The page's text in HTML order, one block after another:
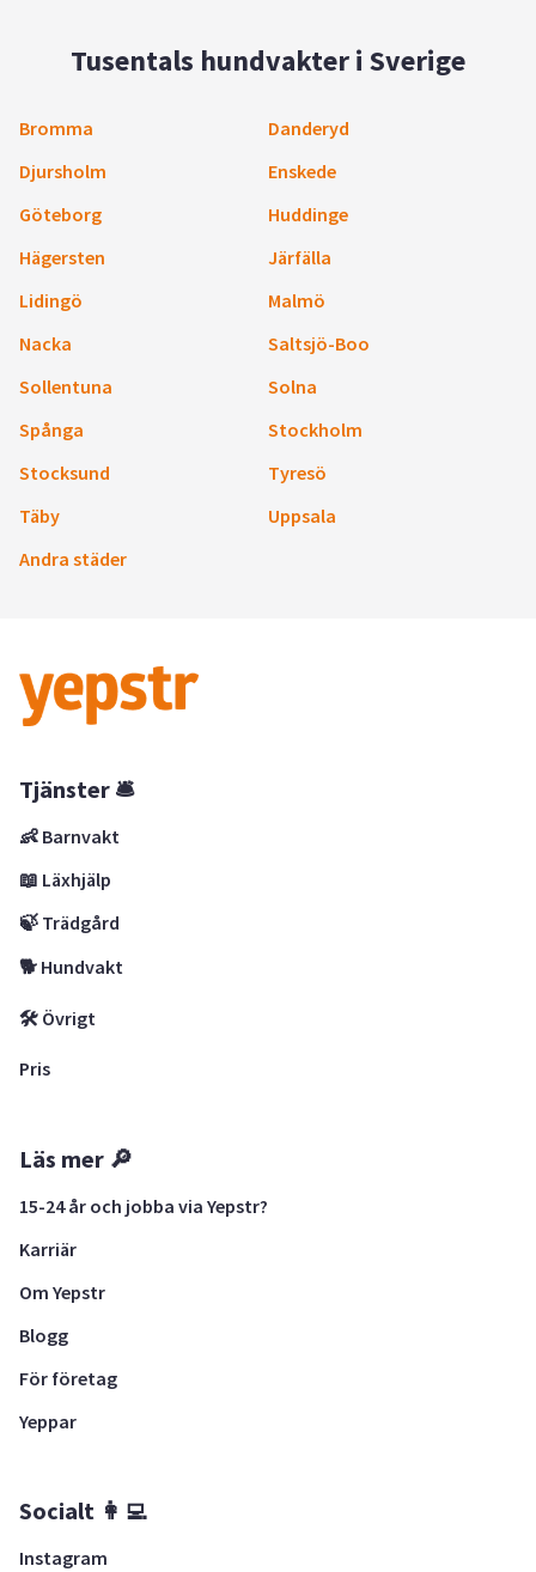
Tusentals hundvakter i Sverige
Bromma
Danderyd
Djursholm
Enskede
Göteborg
Huddinge
Hägersten
Järfälla
Lidingö
Malmö
Nacka
Saltsjö-Boo
Sollentuna
Solna
Spånga
Stockholm
Stocksund
Tyresö
Täby
Uppsala
Andra städer
Tjänster 🛎
👶 Barnvakt
📖 Läxhjälp
🍃 Trädgård
🐕 Hundvakt
🛠 Övrigt
Pris
Läs mer 🔎
15-24 år och jobba via Yepstr?
Karriär
Om Yepstr
Blogg
För företag
Yeppar
Socialt 👩‍💻
Instagram